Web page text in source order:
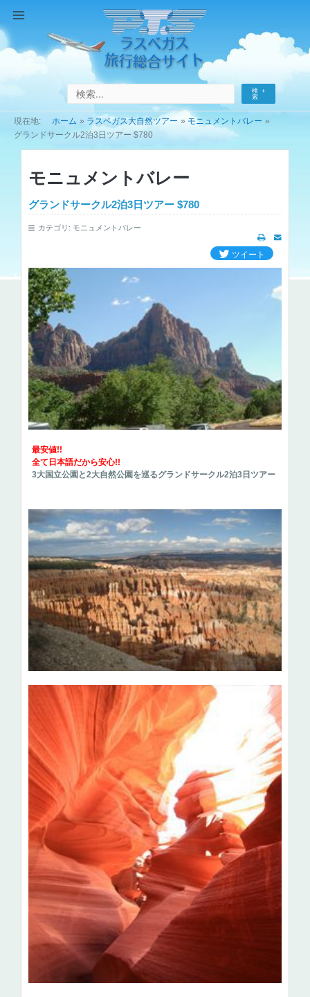
テ
ン
キ
Menu
検
索
ホーム ラスベガス大自然ツアー
モニュメントバレー
グランドサークル2泊3日ツアー $780
モニュメントバレー
グランドサークル2泊3日ツアー $780
カテゴリ: モニュメントバレー
最安値!!
全て日本語だから安心!!
3大国立公園と2大自然公園を巡るグランドサークル2泊3日ツアー
ツイート